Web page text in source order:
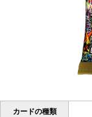
カードの種類